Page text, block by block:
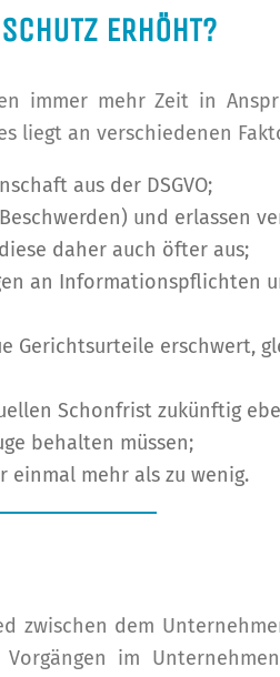
ERHÖHT?
immer mehr Zeit in
liegt an verschiedenen
aus der DSGVO;
und erlassen
daher auch öfter aus;
an Informationspflichten
erschwert,
Schonfrist zukünftig
behalten müssen;
mehr als zu wenig.
dem
im